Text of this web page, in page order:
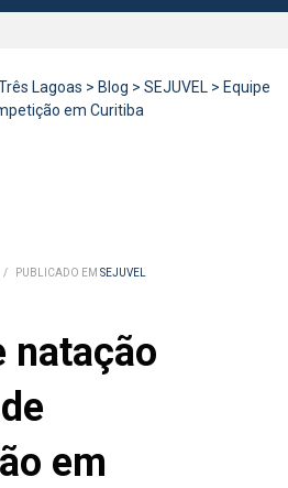
Lagoas > Blog > SEJUVEL > Equipe
em Curitiba
/ PUBLICADO EM SEJUVEL
natação
em